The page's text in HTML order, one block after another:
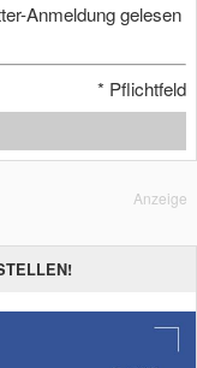
Anmeldung gelesen
* Pflichtfeld
Anzeige